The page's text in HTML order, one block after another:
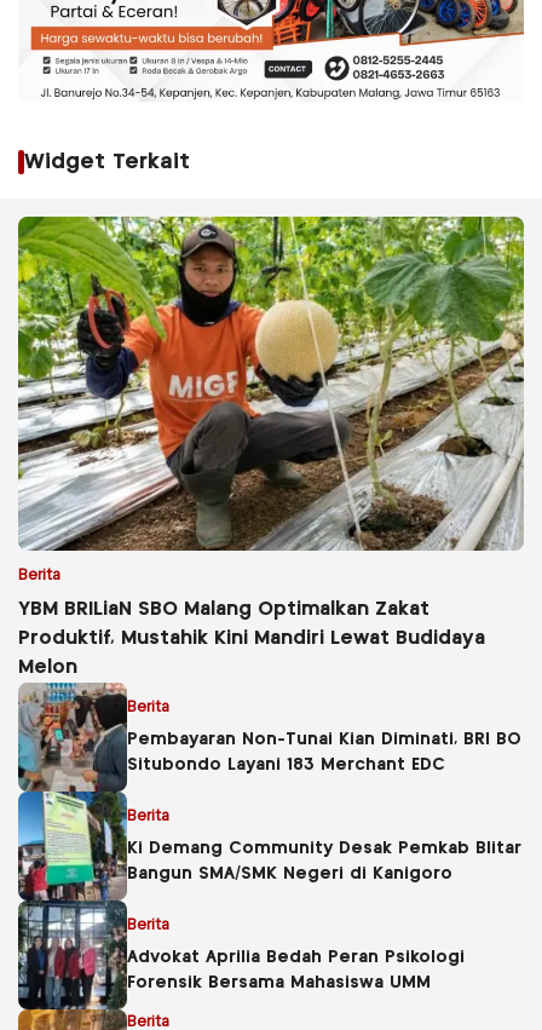
Widget Terkait
Berita
YBM BRILiaN SBO Malang Optimalkan Zakat
Produktif, Mustahik Kini Mandiri Lewat Budidaya
Melon
Berita
Pembayaran Non-Tunai Kian Diminati, BRI BO
Situbondo Layani 183 Merchant EDC
Berita
Ki Demang Community Desak Pemkab Blitar
Bangun SMA/SMK Negeri di Kanigoro
Berita
Advokat Aprilia Bedah Peran Psikologi
Forensik Bersama Mahasiswa UMM
Berita